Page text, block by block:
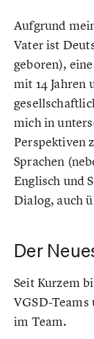
Aufgrund
Vater ist
geboren),
mit 14 Jahren
mich in
Perspektiven
Sprachen
Englisch und
Dialog, auch
Der
Seit Kurzem
VGSD-Teams
im Team.